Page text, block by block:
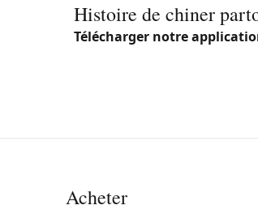
Histoire de chiner
Télécharger notre
Acheter